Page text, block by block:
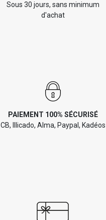
Sous 30 jours, sans minimum
d'achat
PAIEMENT 100% SÉCURISÉ
CB, Illicado, Alma, Paypal, Kadéos